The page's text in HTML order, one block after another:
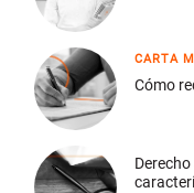
CARTA
Cómo